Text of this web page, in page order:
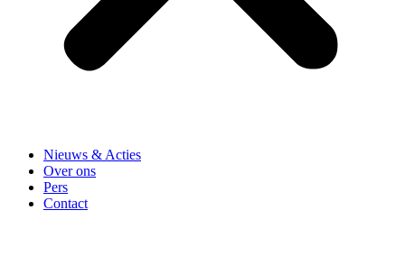
Nieuws & Acties
Over ons
Pers
Contact